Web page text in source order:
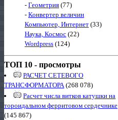
- Геометрия (77)
- Конвертер величин
Компьютер, Интернет (33)
Наука, Космос (22)
Wordpress (124)
ТОП 10 - просмотры
РАСЧЕТ СЕТЕВОГО
ТРАНСФОРМАТОРА(268 078)
Расчет числа витков катушки на
тороидальном ферритовом сердечнике
(145 867)